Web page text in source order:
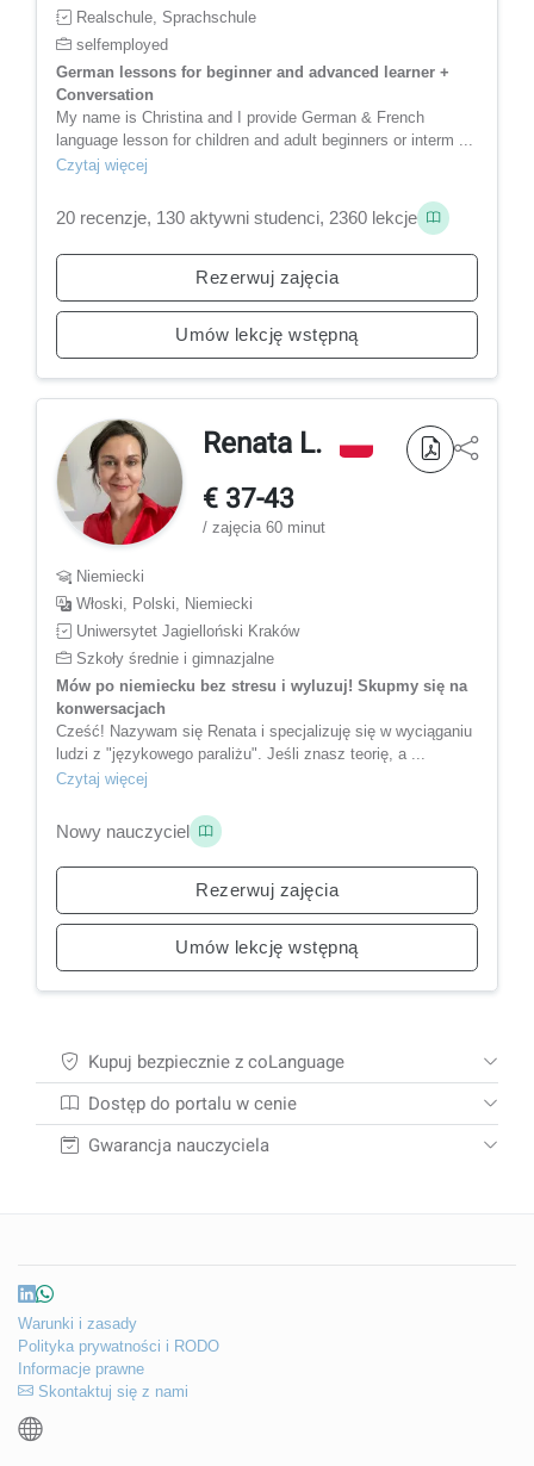
Realschule, Sprachschule
selfemployed
German lessons for beginner and advanced learner +
Conversation
My name is Christina and I provide German & French
language lesson for children and adult beginners or interm ...
Czytaj więcej
20 recenzje, 130 aktywni studenci, 2360 lekcje
Rezerwuj zajęcia
Umów lekcję wstępną
Renata L.
€ 37-43
/ zajęcia 60 minut
Niemiecki
Włoski, Polski, Niemiecki
Uniwersytet Jagielloński Kraków
Szkoły średnie i gimnazjalne
Mów po niemiecku bez stresu i wyluzuj! Skupmy się na
konwersacjach
Cześć! Nazywam się Renata i specjalizuję się w wyciąganiu
ludzi z "językowego paraliżu". Jeśli znasz teorię, a ...
Czytaj więcej
Nowy nauczyciel
Rezerwuj zajęcia
Umów lekcję wstępną
Kupuj bezpiecznie z coLanguage
Dostęp do portalu w cenie
Gwarancja nauczyciela
Warunki i zasady
Polityka prywatności i RODO
Informacje prawne
Skontaktuj się z nami